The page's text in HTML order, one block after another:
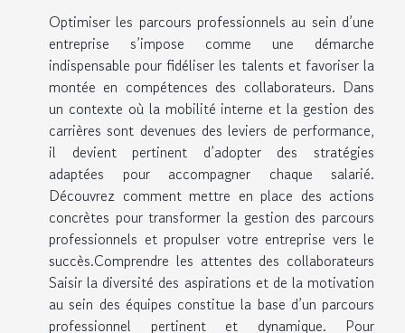
Optimiser les parcours professionnels au sein d’une
entreprise s’impose comme une démarche
indispensable pour fidéliser les talents et favoriser la
montée en compétences des collaborateurs. Dans
un contexte où la mobilité interne et la gestion des
carrières sont devenues des leviers de performance,
il devient pertinent d’adopter des stratégies
adaptées pour accompagner chaque salarié.
Découvrez comment mettre en place des actions
concrètes pour transformer la gestion des parcours
professionnels et propulser votre entreprise vers le
succès.Comprendre les attentes des collaborateurs
Saisir la diversité des aspirations et de la motivation
au sein des équipes constitue la base d’un parcours
professionnel pertinent et dynamique. Pour